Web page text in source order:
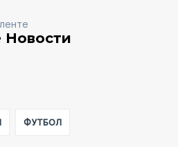
Новости
ФУТБОЛ